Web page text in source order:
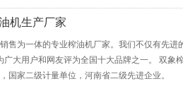
机生产厂家
售为一体的专业榨油机厂家。我们不仅有先进
大用户和网友评为全国十大品牌之一。 双象
国家二级计量单位，河南省二级先进企业。